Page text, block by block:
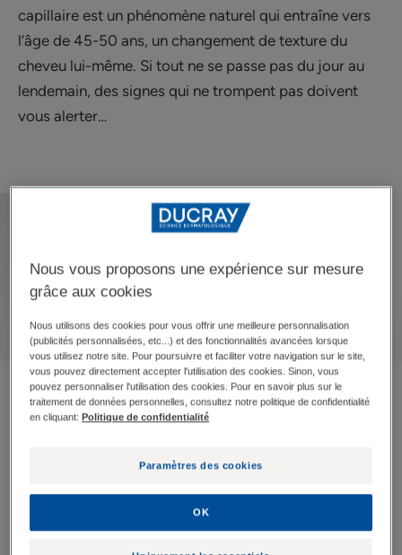
capillaire est un phénomène naturel qui entraîne vers
l’âge de 45-50 ans, un changement de texture du
cheveu lui-même. Si tout ne se passe pas du jour au
lendemain, des signes qui ne trompent pas doivent
vous alerter…
L’apparition de cheveux
des symptômes du
vieillissement du cheveu
Nous ne sommes pas tous égaux devant les cheveux
Nous vous proposons une expérience sur mesure
grâce aux cookies
Nous utilisons des cookies pour vous offrir une meilleure personnalisation
(publicités personnalisées, etc...) et des fonctionnalités avancées lorsque
vous utilisez notre site. Pour poursuivre et faciliter votre navigation sur le site,
vous pouvez directement accepter l'utilisation des cookies. Sinon, vous
pouvez personnaliser l'utilisation des cookies. Pour en savoir plus sur le
traitement de données personnelles, consultez notre politique de confidentialité
en cliquant: Politique de confidentialité
Paramètres des cookies
OK